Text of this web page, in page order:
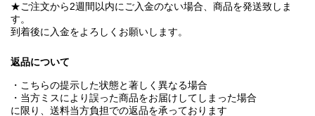
★ご注文から2週間以内にご入金のない場合、商品を発送致しま
す。
到着後に入金をよろしくお願いします。
返品について
・こちらの提示した状態と著しく異なる場合
・当方ミスにより誤った商品をお届けしてしまった場合
に限り、送料当方負担での返品を承っております